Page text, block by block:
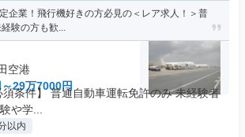
企業！飛行機好きの方必見の＜レア求人！＞普
験の方も歓...
空港
29万7000円
条件】 普通自動車運転免許のみ 未経験者
や学...
以内